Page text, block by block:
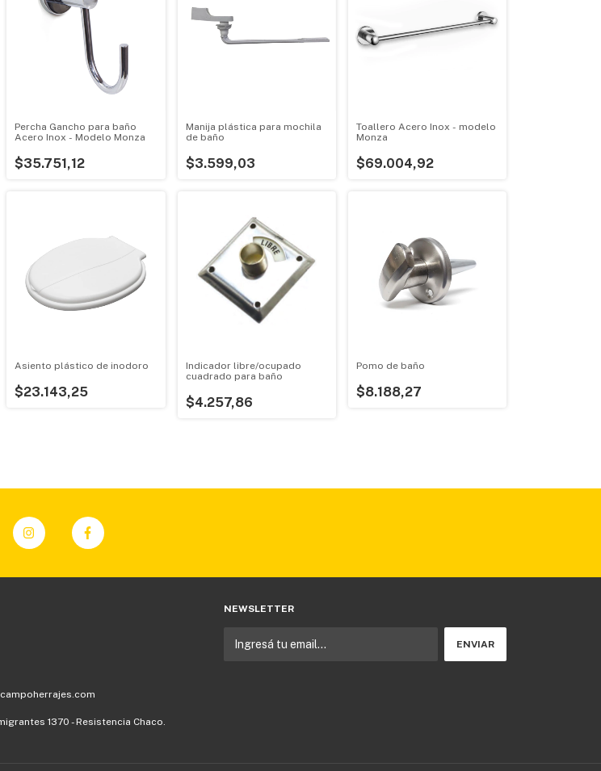
Percha Gancho para baño
Acero Inox - Modelo Monza
$35.751,12
Manija plástica para mochila
de baño
$3.599,03
Toallero Acero Inox - modelo
Monza
$69.004,92
Asiento plástico de inodoro
$23.143,25
Indicador libre/ocupado
cuadrado para baño
$4.257,86
Pomo de baño
$8.188,27
1370 - Resistencia Chaco.
NEWSLETTER